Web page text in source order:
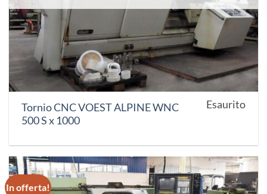
Tornio CNC VOEST ALPINE WNC
500 S x 1000
Esaurito
In offerta!